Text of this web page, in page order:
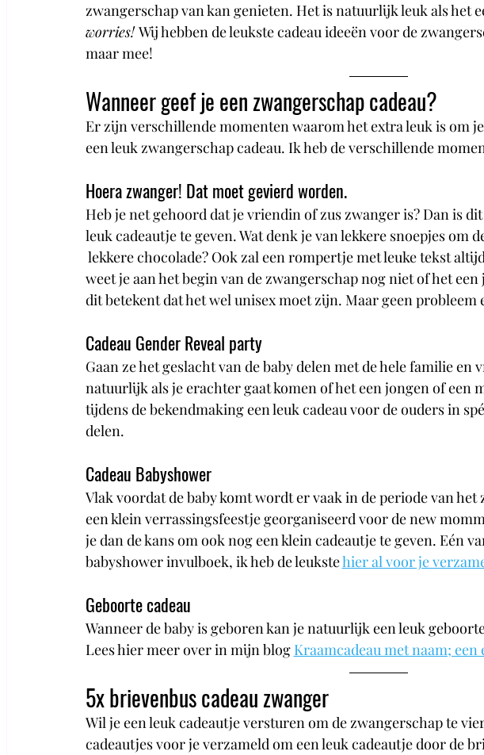
zwangerschap van kan genieten. Het is natuurlijk leuk als het
worries! Wij hebben de leukste cadeau ideeën voor de
maar mee!
Wanneer geef je een zwangerschap cadeau?
Er zijn verschillende momenten waarom het extra leuk is om
een leuk zwangerschap cadeau. Ik heb de verschillende
Hoera zwanger! Dat moet gevierd worden.
Heb je net gehoord dat je vriendin of zus zwanger is? Dan is
leuk cadeautje te geven. Wat denk je van lekkere snoepjes om
lekkere chocolade? Ook zal een rompertje met leuke tekst
weet je aan het begin van de zwangerschap nog niet of het
dit betekent dat het wel unisex moet zijn. Maar geen probleem
Cadeau Gender Reveal party
Gaan ze het geslacht van de baby delen met de hele familie en
natuurlijk als je erachter gaat komen of het een jongen of een
tijdens de bekendmaking een leuk cadeau voor de ouders in
delen.
Cadeau Babyshower
Vlak voordat de baby komt wordt er vaak in de periode van
een klein verrassingsfeestje georganiseerd voor de new
je dan de kans om ook nog een klein cadeautje te geven. Eén
babyshower invulboek, ik heb de leukste hier al voor je
Geboorte cadeau
Wanneer de baby is geboren kan je natuurlijk een leuk
Lees hier meer over in mijn blog Kraamcadeau met naam;
5x brievenbus cadeau zwanger
Wil je een leuk cadeautje versturen om de zwangerschap te
cadeautjes voor je verzameld om een leuk cadeautje door de